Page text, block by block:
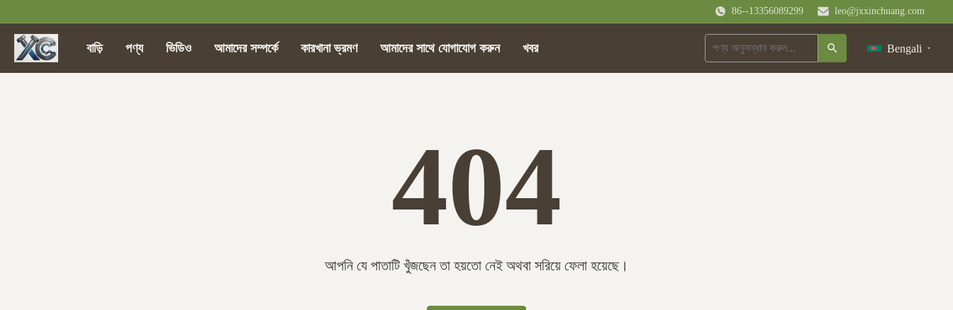
86--13356089299 leo@jxxinchuang.com
বাড়ি পণ্য ভিডিও আমাদের সম্পর্কে কারখানা ভ্রমণ আমাদের সাথে যোগাযোগ করুন খবর Bengali
404
আপনি যে পাতাটি খুঁজছেন তা হয়তো নেই অথবা সরিয়ে ফেলা হয়েছে।